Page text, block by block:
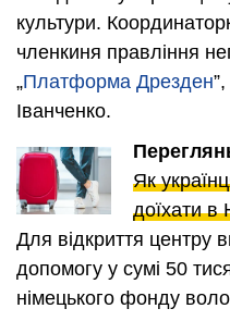
культури.
членкиня правління
„Платформа Дрезден
Іванченко.
Як
доїхати в
Для відкриття центру
допомогу у сумі 50
німецького фонду